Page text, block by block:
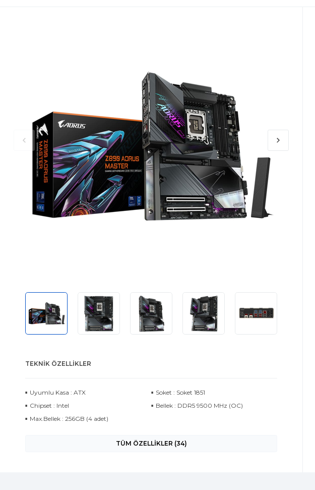
TEKNIK ÖZELLIKLER
Uyumlu Kasa : ATX
Soket : Soket 1851
Chipset : Intel
Bellek : DDR5 9500 MHz (OC)
Max.Bellek : 256GB (4 adet)
TÜM ÖZELLİKLER (34)